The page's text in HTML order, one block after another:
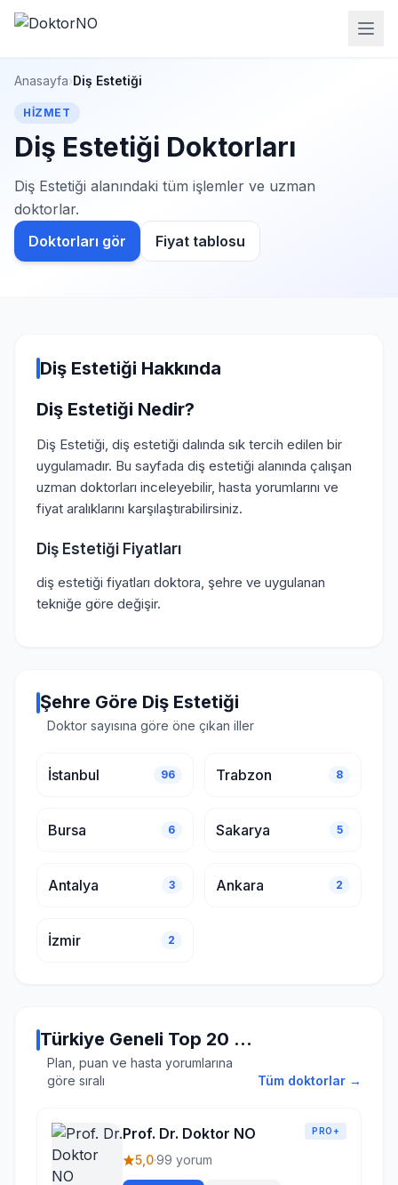
Anasayfa›Diş Estetiği
HIZMET
Diş Estetiği Doktorları
Diş Estetiği alanındaki tüm işlemler ve uzman
doktorlar.
Doktorları gör
Fiyat tablosu
Diş Estetiği Hakkında
Diş Estetiği Nedir?
Diş Estetiği, diş estetiği dalında sık tercih edilen bir
uygulamadır. Bu sayfada diş estetiği alanında çalışan
uzman doktorları inceleyebilir, hasta yorumlarını ve
fiyat aralıklarını karşılaştırabilirsiniz.
Diş Estetiği Fiyatları
diş estetiği fiyatları doktora, şehre ve uygulanan
tekniğe göre değişir.
Şehre Göre Diş Estetiği
Doktor sayısına göre öne çıkan iller
İstanbul 96 Trabzon 8
Bursa 6 Sakarya 5
Antalya 3 Ankara 2
İzmir 2
Türkiye Geneli Top 20 Doktor
Plan, puan ve hasta yorumlarına
göre sıralı
Tüm doktorlar →
Prof. Dr. Doktor NO PRO+
5,0·99 yorum